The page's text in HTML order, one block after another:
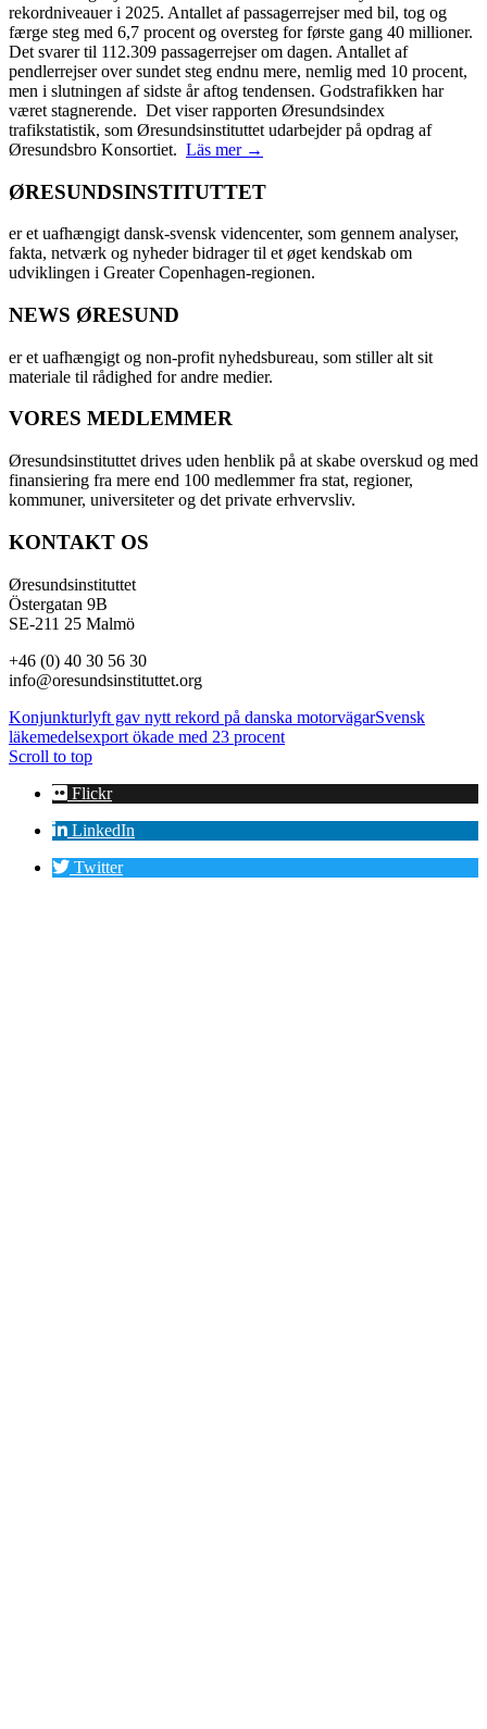
rekordniveauer i 2025. Antallet af passagerrejser med bil, tog og
færge steg med 6,7 procent og oversteg for første gang 40 millioner.
Det svarer til 112.309 passagerrejser om dagen. Antallet af
pendlerrejser over sundet steg endnu mere, nemlig med 10 procent,
men i slutningen af sidste år aftog tendensen. Godstrafikken har
været stagnerende. Det viser rapporten Øresundsindex
trafikstatistik, som Øresundsinstituttet udarbejder på opdrag af
Øresundsbro Konsortiet. Läs mer →
ØRESUNDSINSTITUTTET
er et uafhængigt dansk-svensk videncenter, som gennem analyser,
fakta, netværk og nyheder bidrager til et øget kendskab om
udviklingen i Greater Copenhagen-regionen.
NEWS ØRESUND
er et uafhængigt og non-profit nyhedsbureau, som stiller alt sit
materiale til rådighed for andre medier.
VORES MEDLEMMER
Øresundsinstituttet drives uden henblik på at skabe overskud og med
finansiering fra mere end 100 medlemmer fra stat, regioner,
kommuner, universiteter og det private erhvervsliv.
KONTAKT OS
Øresundsinstituttet
Östergatan 9B
SE-211 25 Malmö
+46 (0) 40 30 56 30
info@oresundsinstituttet.org
Konjunkturlyft gav nytt rekord på danska motorvägarSvensk
läkemedelsexport ökade med 23 procent
Scroll to top
Flickr
LinkedIn
Twitter